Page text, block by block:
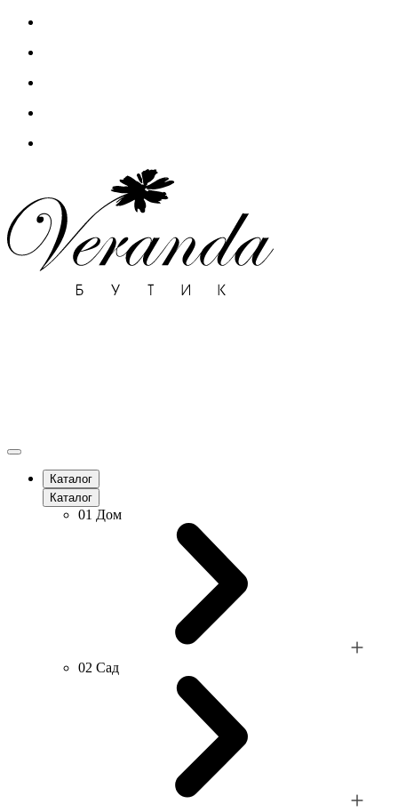
Каталог
Каталог
01 Дом
02 Сад